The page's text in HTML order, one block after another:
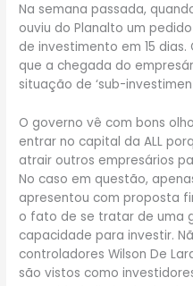
Na semana passada,
ouviu do Planalto um
de investimento em 15
que a chegada do
situação de ‘sub-
O governo vê com bons
entrar no capital da ALL
atrair outros empresários
No caso em questão,
apresentou com proposta
o fato de se tratar de uma
capacidade para investir.
controladores Wilson De
são vistos como